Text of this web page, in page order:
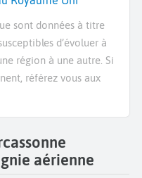
sont données à titre
d’évoluer à
région à une autre. Si
référez vous aux
aérienne